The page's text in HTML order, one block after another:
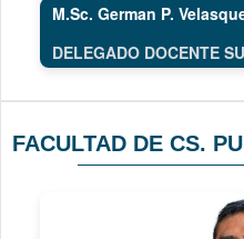
M.Sc. German P.
DELEGADO DOCENTE
FACULTAD DE CS.